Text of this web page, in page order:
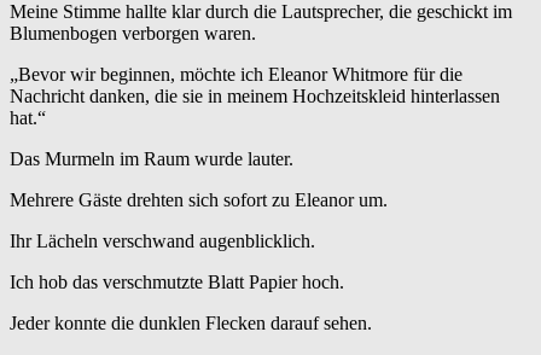
Meine Stimme hallte klar durch die Lautsprecher, die geschickt im
Blumenbogen verborgen waren.
„Bevor wir beginnen, möchte ich Eleanor Whitmore für die
Nachricht danken, die sie in meinem Hochzeitskleid hinterlassen
hat.“
Das Murmeln im Raum wurde lauter.
Mehrere Gäste drehten sich sofort zu Eleanor um.
Ihr Lächeln verschwand augenblicklich.
Ich hob das verschmutzte Blatt Papier hoch.
Jeder konnte die dunklen Flecken darauf sehen.